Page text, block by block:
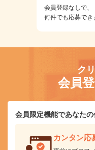
会員登録なしで、
何件でも応募でき
ク
会員
会員限定機能であなた
カンタン応